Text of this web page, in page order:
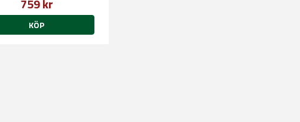
759 kr
KÖP